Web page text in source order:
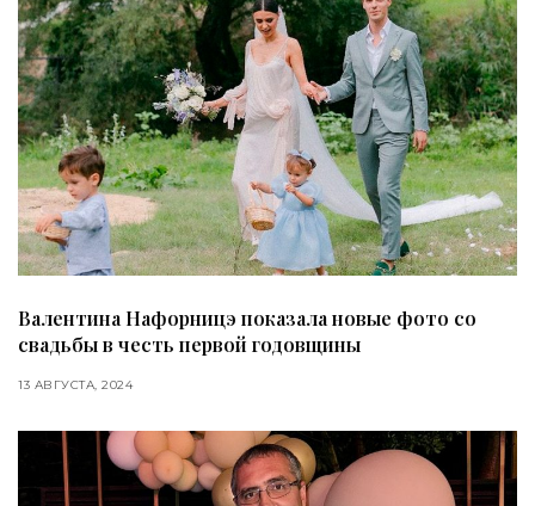
Валентина Нафорницэ показала новые фото со
свадьбы в честь первой годовщины
13 АВГУСТА, 2024